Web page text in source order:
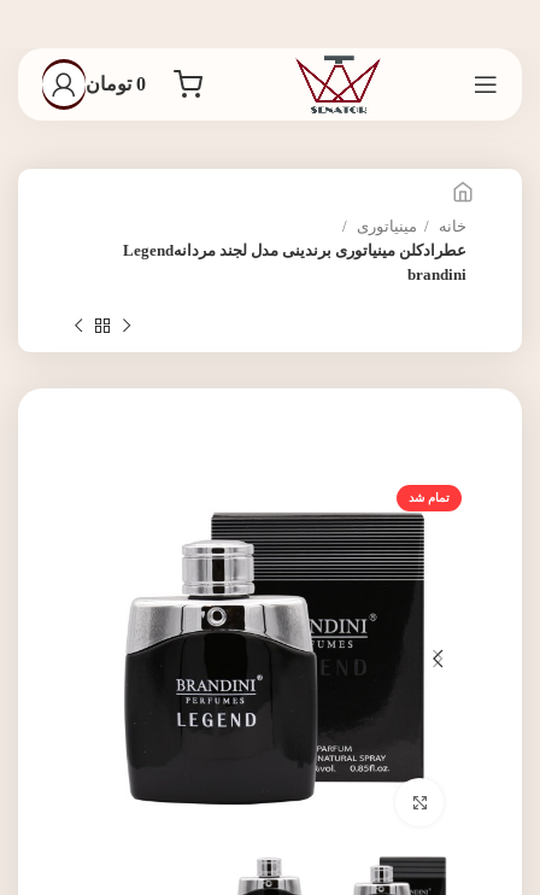
0 تومان
خانه
مینیاتوری
عطرادکلن مینیاتوری برندینی مدل لجند مردانهLegend
brandini
تمام شد
برای بزرگنمایی کلیک کنید